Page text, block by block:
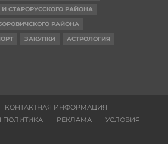
СТАРОРУССКОГО РАЙОНА
РАЙОНА
ЗАКУПКИ
АСТРОЛОГИЯ
КОНТАКТНАЯ ИНФОРМАЦИЯ
ПОЛИТИКА
РЕКЛАМА УСЛОВИЯ